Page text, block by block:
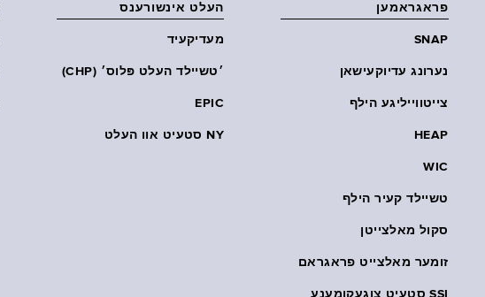
פראגראמען
SNAP
נערונג עדיוקעישאן
צייטווייליגע הילף
HEAP
WIC
טשיילד קעיר הילף
סקול מאלצייטן
זומער מאלצייט פראגראם
SSI סטעיט צוגעקומענע
העלט אינשורענס
מעדיקעיד
׳טשיילד העלט פּלוס׳ (CHP)
EPIC
NY סטעיט אוו העלט